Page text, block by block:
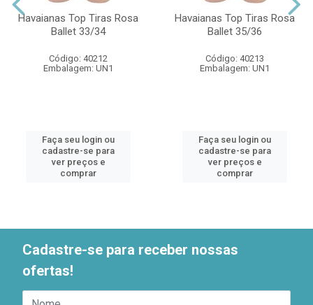
Havaianas Top Tiras Rosa
Ballet 33/34
Código: 40212
Embalagem: UN1
Faça seu login ou
cadastre-se para
ver preços e
comprar
Havaianas Top Tiras Rosa
Ballet 35/36
Código: 40213
Embalagem: UN1
Faça seu login ou
cadastre-se para
ver preços e
comprar
Cadastre-se para receber nossas
ofertas!